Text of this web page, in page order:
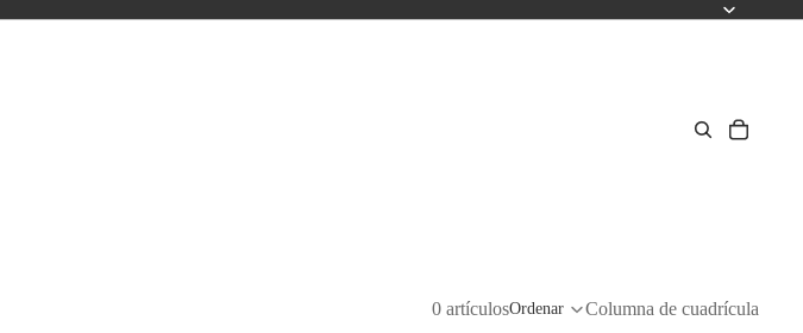
0 artículosOrdenar Columna de cuadrícula